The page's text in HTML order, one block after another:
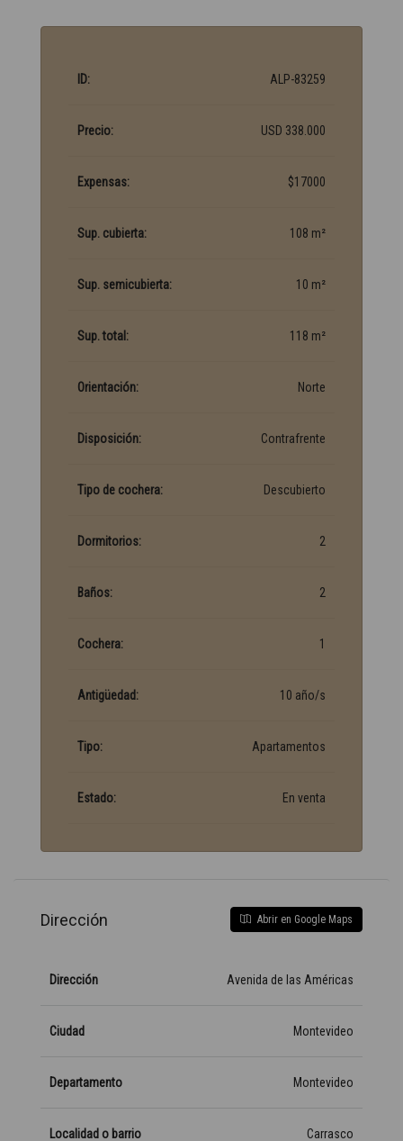
ID: ALP-83259
Precio: USD 338.000
Expensas: $17000
Sup. cubierta: 108 m²
Sup. semicubierta: 10 m²
Sup. total: 118 m²
Orientación: Norte
Disposición: Contrafrente
Tipo de cochera: Descubierto
Dormitorios: 2
Baños: 2
Cochera: 1
Antigüedad: 10 año/s
Tipo: Apartamentos
Estado: En venta
Dirección Abrir en Google Maps
Dirección Avenida de las Américas
Ciudad Montevideo
Departamento Montevideo
Localidad o barrio Carrasco